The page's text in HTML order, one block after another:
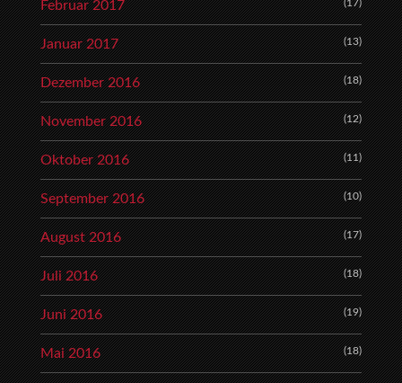
Februar 2017 (17)
Januar 2017 (13)
Dezember 2016 (18)
November 2016 (12)
Oktober 2016 (11)
September 2016 (10)
August 2016 (17)
Juli 2016 (18)
Juni 2016 (19)
Mai 2016 (18)